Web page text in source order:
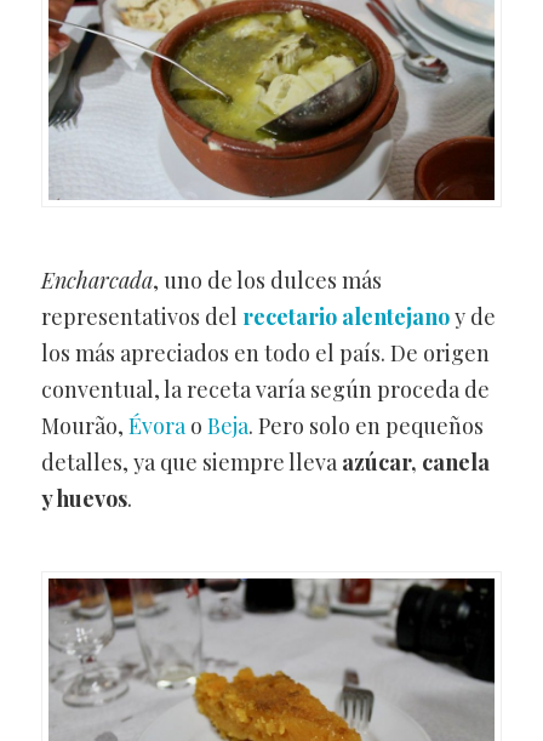
Encharcada, uno de los dulces más
representativos del recetario alentejanoy de
los más apreciados en todo el país. De origen
conventual, la receta varía según proceda de
Mourão, Évora o Beja. Pero solo en pequeños
detalles, ya que siempre lleva azúcar, canela
y huevos.